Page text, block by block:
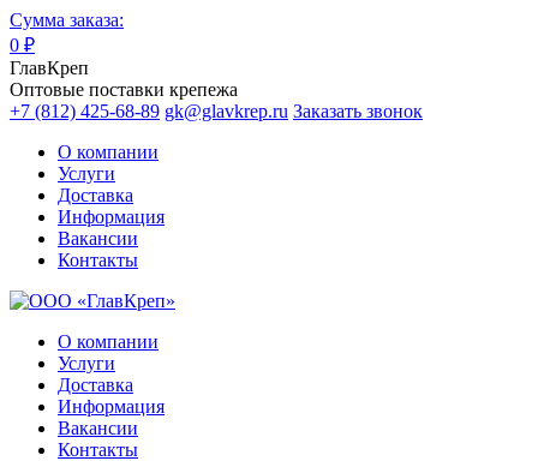
Сумма заказа:
0 ₽
ГлавКреп
Оптовые поставки крепежа
+7 (812) 425-68-89 gk@glavkrep.ru Заказать звонок
О компании
Услуги
Доставка
Информация
Вакансии
Контакты
О компании
Услуги
Доставка
Информация
Вакансии
Контакты